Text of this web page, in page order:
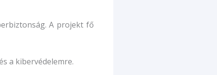
A projekt fő
a kibervédelemre.